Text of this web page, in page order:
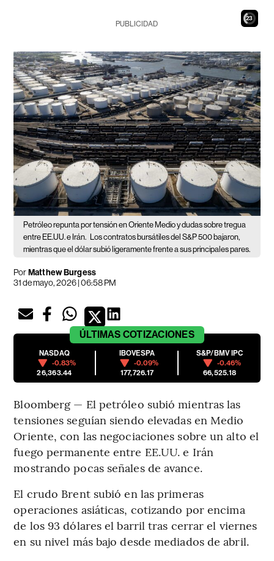
21
PUBLICIDAD
Petróleo repunta por tensión en Oriente Medio y dudas sobre tregua
entre EE.UU. e Irán. Los contratos bursátiles del S&P 500 bajaron,
mientras que el dólar subió ligeramente frente a sus principales pares.
PorMatthew Burgess
31 de mayo, 2026 | 06:58 PM
ÚLTIMAS COTIZACIONES
NASDAQ
-0.83%
26,363.44
IBOVESPA
-0.09%
177,726.17
S&P/BMV IPC
-0.46%
66,525.18
Bloomberg — El petróleo subió mientras las
tensiones seguían siendo elevadas en Medio
Oriente, con las negociaciones sobre un alto el
fuego permanente entre EE.UU. e Irán
mostrando pocas señales de avance.
El crudo Brent subió en las primeras
operaciones asiáticas, cotizando por encima
de los 93 dólares el barril tras cerrar el viernes
en su nivel más bajo desde mediados de abril.